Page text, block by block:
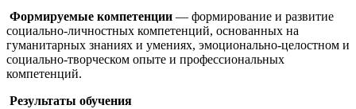
Формируемые компетенции — формирование и развитие
социально-личностных компетенций, основанных на
гуманитарных знаниях и умениях, эмоционально-целостном и
социально-творческом опыте и профессиональных
компетенций.
Результаты обучения